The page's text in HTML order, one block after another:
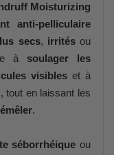
Moisturizing
anti-pelliculaire
secs, irritésou
à soulager les
visibles et à
, tout en laissant les
.
séborrhéique ou